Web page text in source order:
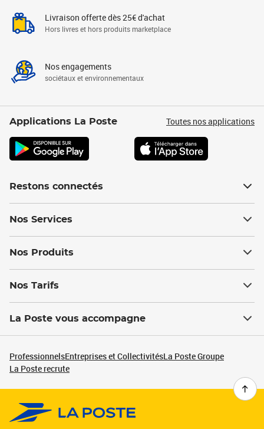
Livraison offerte dès 25€ d'achat
Hors livres et hors produits marketplace
Nos engagements
sociétaux et environnementaux
Applications La Poste Toutes nos applications
Restons connectés
Nos Services
Nos Produits
Nos Tarifs
La Poste vous accompagne
ProfessionnelsEntreprises et CollectivitésLa Poste Groupe
La Poste recrute